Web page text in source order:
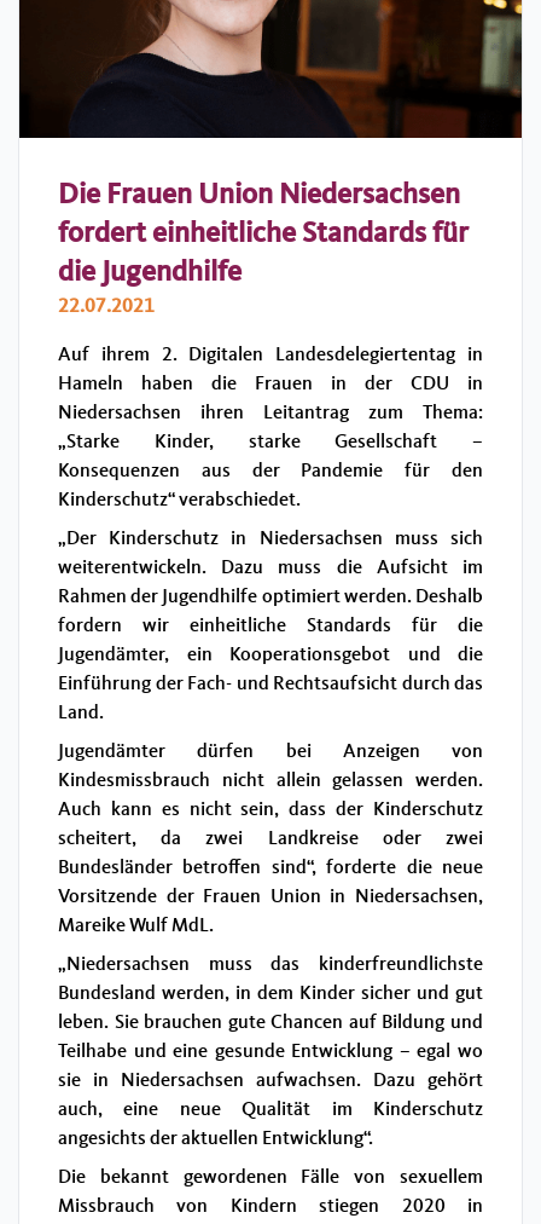
Die Frauen Union Niedersachsen
fordert einheitliche Standards für
die Jugendhilfe
22.07.2021
Auf ihrem 2. Digitalen Landesdelegiertentag in
Hameln haben die Frauen in der CDU in
Niedersachsen ihren Leitantrag zum Thema:
„Starke Kinder, starke Gesellschaft –
Konsequenzen aus der Pandemie für den
Kinderschutz“ verabschiedet.
„Der Kinderschutz in Niedersachsen muss sich
weiterentwickeln. Dazu muss die Aufsicht im
Rahmen der Jugendhilfe optimiert werden. Deshalb
fordern wir einheitliche Standards für die
Jugendämter, ein Kooperationsgebot und die
Einführung der Fach- und Rechtsaufsicht durch das
Land.
Jugendämter dürfen bei Anzeigen von
Kindesmissbrauch nicht allein gelassen werden.
Auch kann es nicht sein, dass der Kinderschutz
scheitert, da zwei Landkreise oder zwei
Bundesländer betroffen sind“, forderte die neue
Vorsitzende der Frauen Union in Niedersachsen,
Mareike Wulf MdL.
„Niedersachsen muss das kinderfreundlichste
Bundesland werden, in dem Kinder sicher und gut
leben. Sie brauchen gute Chancen auf Bildung und
Teilhabe und eine gesunde Entwicklung – egal wo
sie in Niedersachsen aufwachsen. Dazu gehört
auch, eine neue Qualität im Kinderschutz
angesichts der aktuellen Entwicklung“.
Die bekannt gewordenen Fälle von sexuellem
Missbrauch von Kindern stiegen 2020 in